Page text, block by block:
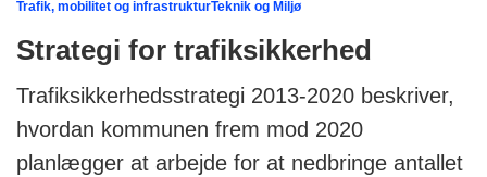
Trafik, mobilitet og infrastrukturTeknik og Miljø
Strategi for trafiksikkerhed
Trafiksikkerhedsstrategi 2013-2020 beskriver,
hvordan kommunen frem mod 2020
planlægger at arbejde for at nedbringe antallet